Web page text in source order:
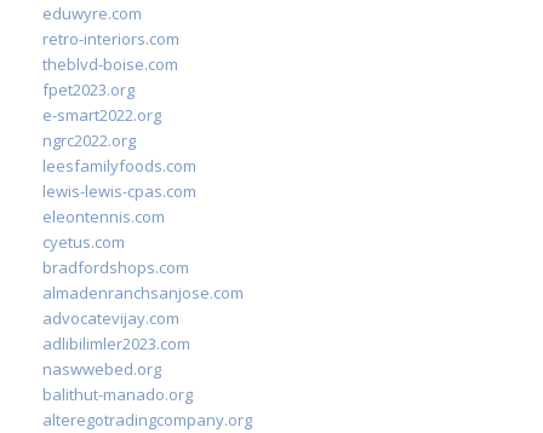
eduwyre.com
retro-interiors.com
theblvd-boise.com
fpet2023.org
e-smart2022.org
ngrc2022.org
leesfamilyfoods.com
lewis-lewis-cpas.com
eleontennis.com
cyetus.com
bradfordshops.com
almadenranchsanjose.com
advocatevijay.com
adlibilimler2023.com
naswwebed.org
balithut-manado.org
alteregotradingcompany.org